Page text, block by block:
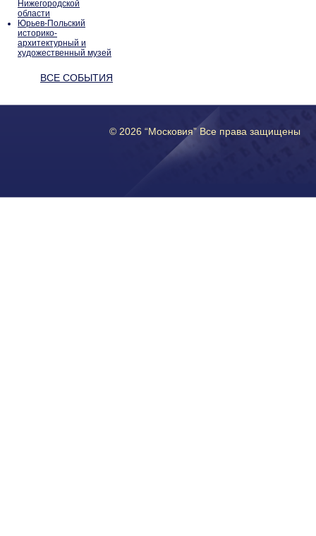
Нижегородской
области
Юрьев-Польский
историко-
архитектурный и
художественный музей
ВСЕ СОБЫТИЯ
© 2026 “Московия” Все права защищены